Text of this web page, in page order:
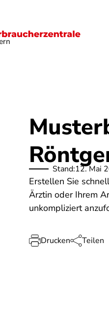
Digitales
Stand:12. Mai
Erstellen Sie
Ärztin oder Ihrem
unkompliziert
Drucken Teilen